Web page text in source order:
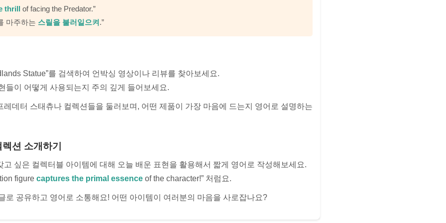
thrill of facing the Predator.”
마주하는 스릴을 불러일으켜.”
Statue”를 검색하여 언박싱 영상이나 리뷰를 찾아보세요.
들이 어떻게 사용되는지 주의 깊게 들어보세요.
레데터 스태츄나 컬렉션들을 둘러보며, 어떤 제품이 가장 마음에 드는지 영어로 설명하는
션 소개하기
고 싶은 컬렉터블 아이템에 대해 오늘 배운 표현을 활용해서 짧게 영어로 작성해보세요.
figure captures the primal essence of the character!” 처럼요.
로 공유하고 영어로 소통해요! 어떤 아이템이 여러분의 마음을 사로잡나요?